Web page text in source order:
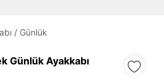
/ Günlük
Günlük Ayakkabı